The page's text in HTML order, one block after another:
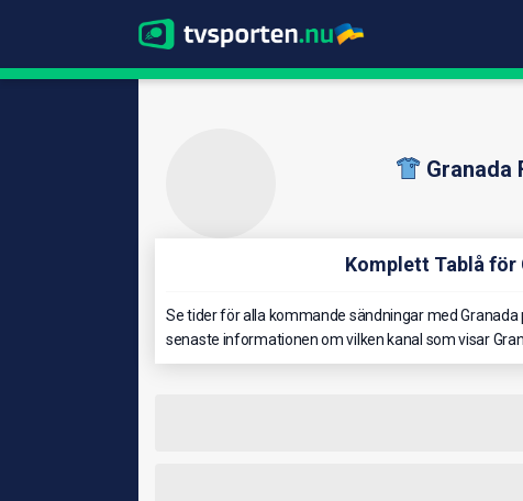
Granada
Komplett Tablå för
Se tider för alla kommande sändningar med
senaste informationen om vilken kanal som visar